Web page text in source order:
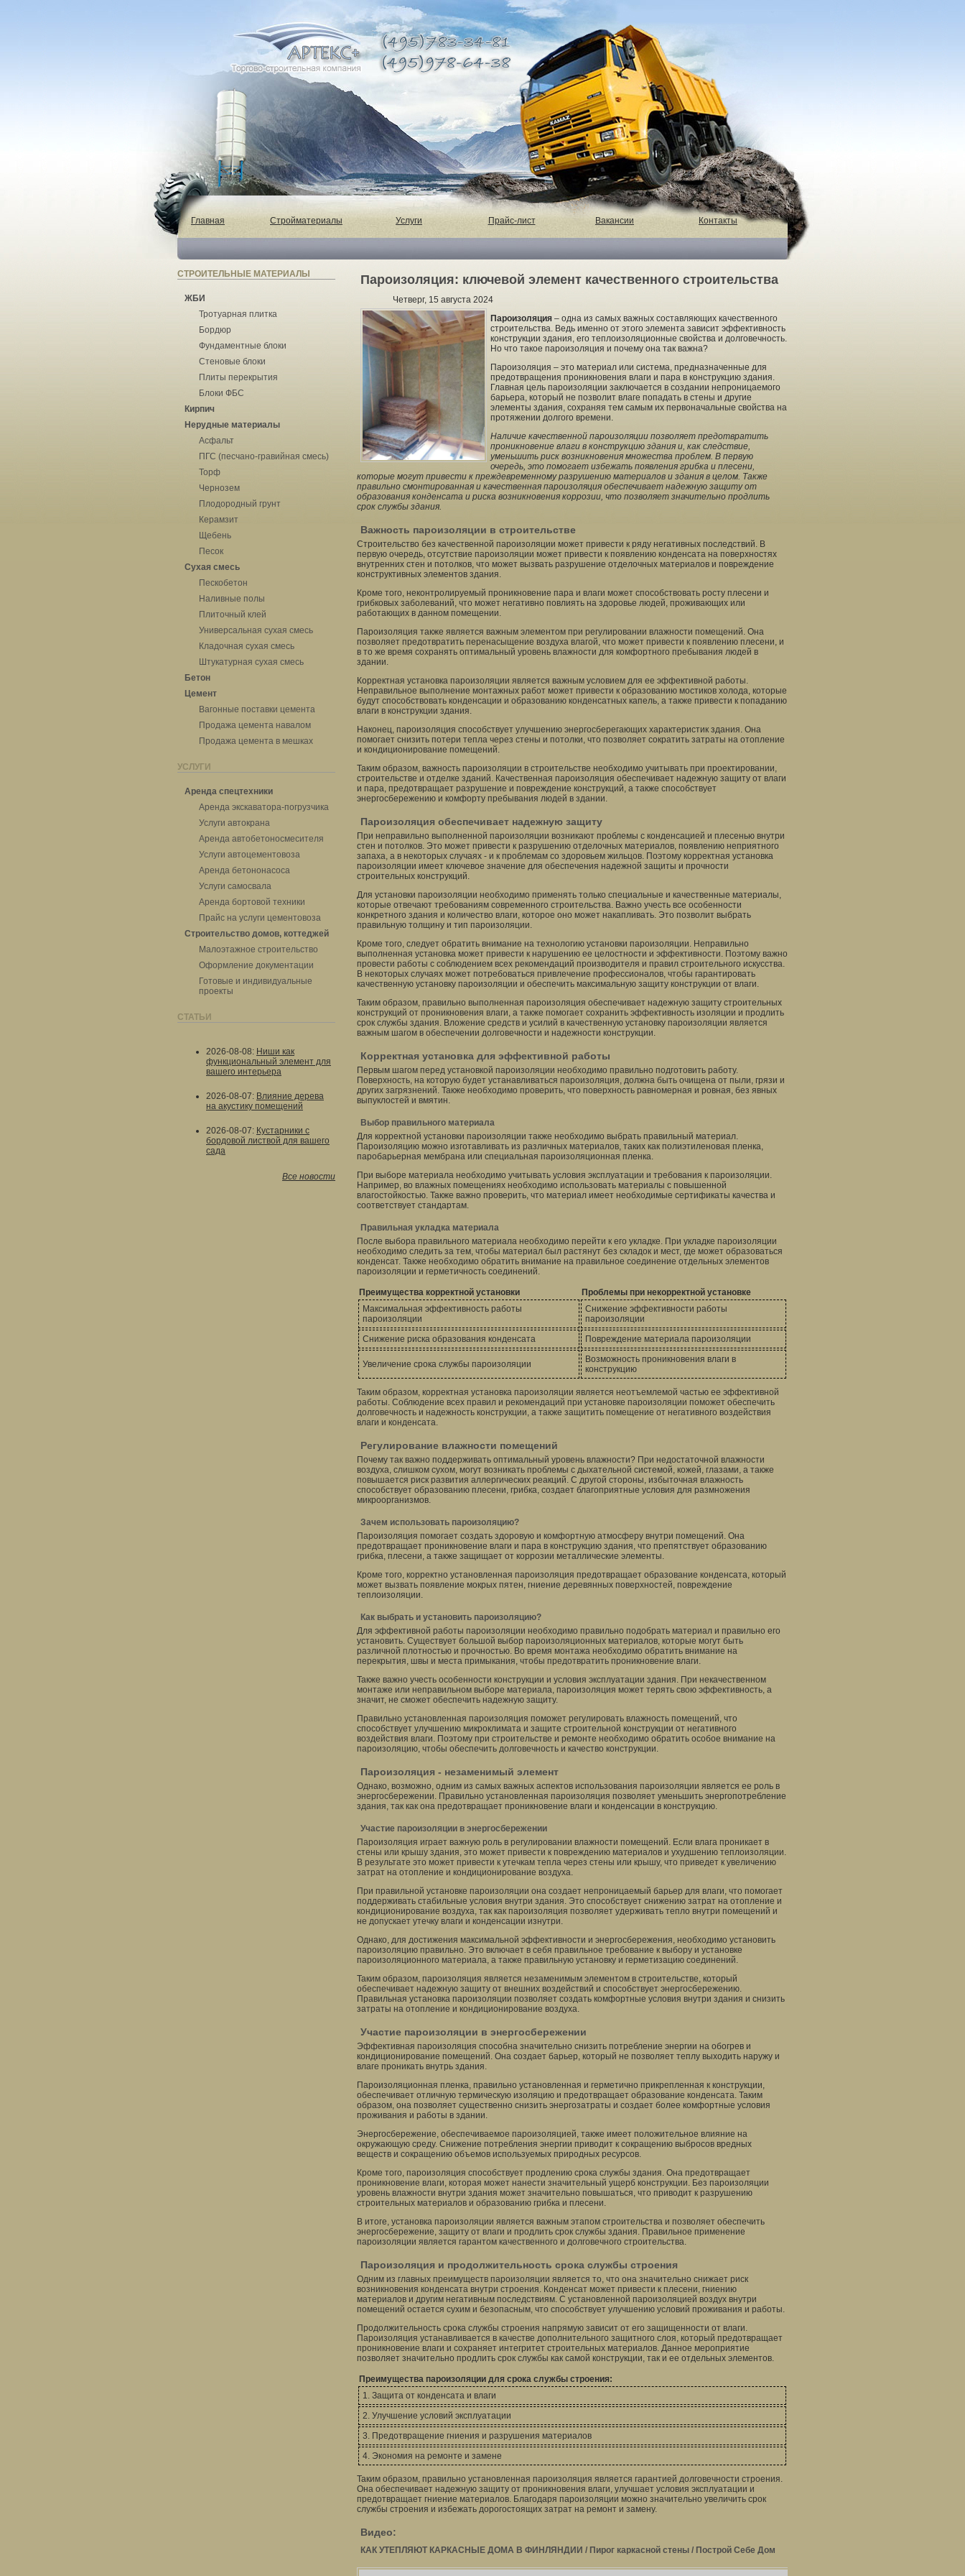
Главная Стройматериалы Услуги Прайс-лист Вакансии Контакты
СТРОИТЕЛЬНЫЕ МАТЕРИАЛЫ
ЖБИ
Тротуарная плитка
Бордюр
Фундаментные блоки
Стеновые блоки
Плиты перекрытия
Блоки ФБС
Кирпич
Нерудные материалы
Асфальт
ПГС (песчано-гравийная смесь)
Торф
Чернозем
Плодородный грунт
Керамзит
Щебень
Песок
Сухая смесь
Пескобетон
Наливные полы
Плиточный клей
Универсальная сухая смесь
Кладочная сухая смесь
Штукатурная сухая смесь
Бетон
Цемент
Вагонные поставки цемента
Продажа цемента навалом
Продажа цемента в мешках
УСЛУГИ
Аренда спецтехники
Аренда экскаватора-погрузчика
Услуги автокрана
Аренда автобетоносмесителя
Услуги автоцементовоза
Аренда бетононасоса
Услуги самосвала
Аренда бортовой техники
Прайс на услуги цементовоза
Строительство домов, коттеджей
Малоэтажное строительство
Оформление документации
Готовые и индивидуальные
проекты
СТАТЬИ
2026-08-08: Ниши как
функциональный элемент для
вашего интерьера
2026-08-07: Влияние дерева
на акустику помещений
2026-08-07: Кустарники с
бордовой листвой для вашего
сада
Все новости
Пароизоляция: ключевой элемент качественного строительства
Четверг, 15 августа 2024
Пароизоляция – одна из самых важных составляющих качественного
строительства. Ведь именно от этого элемента зависит эффективность
конструкции здания, его теплоизоляционные свойства и долговечность.
Но что такое пароизоляция и почему она так важна?
Пароизоляция – это материал или система, предназначенные для
предотвращения проникновения влаги и пара в конструкцию здания.
Главная цель пароизоляции заключается в создании непроницаемого
барьера, который не позволит влаге попадать в стены и другие
элементы здания, сохраняя тем самым их первоначальные свойства на
протяжении долгого времени.
Наличие качественной пароизоляции позволяет предотвратить
проникновение влаги в конструкцию здания и, как следствие,
уменьшить риск возникновения множества проблем. В первую
очередь, это помогает избежать появления грибка и плесени,
которые могут привести к преждевременному разрушению материалов и здания в целом. Также
правильно смонтированная и качественная пароизоляция обеспечивает надежную защиту от
образования конденсата и риска возникновения коррозии, что позволяет значительно продлить
срок службы здания.
Важность пароизоляции в строительстве
Строительство без качественной пароизоляции может привести к ряду негативных последствий. В
первую очередь, отсутствие пароизоляции может привести к появлению конденсата на поверхностях
внутренних стен и потолков, что может вызвать разрушение отделочных материалов и повреждение
конструктивных элементов здания.
Кроме того, неконтролируемый проникновение пара и влаги может способствовать росту плесени и
грибковых заболеваний, что может негативно повлиять на здоровье людей, проживающих или
работающих в данном помещении.
Пароизоляция также является важным элементом при регулировании влажности помещений. Она
позволяет предотвратить перенасыщение воздуха влагой, что может привести к появлению плесени, и
в то же время сохранять оптимальный уровень влажности для комфортного пребывания людей в
здании.
Корректная установка пароизоляции является важным условием для ее эффективной работы.
Неправильное выполнение монтажных работ может привести к образованию мостиков холода, которые
будут способствовать конденсации и образованию конденсатных капель, а также привести к попаданию
влаги в конструкции здания.
Наконец, пароизоляция способствует улучшению энергосберегающих характеристик здания. Она
помогает снизить потери тепла через стены и потолки, что позволяет сократить затраты на отопление
и кондиционирование помещений.
Таким образом, важность пароизоляции в строительстве необходимо учитывать при проектировании,
строительстве и отделке зданий. Качественная пароизоляция обеспечивает надежную защиту от влаги
и пара, предотвращает разрушение и повреждение конструкций, а также способствует
энергосбережению и комфорту пребывания людей в здании.
Пароизоляция обеспечивает надежную защиту
При неправильно выполненной пароизоляции возникают проблемы с конденсацией и плесенью внутри
стен и потолков. Это может привести к разрушению отделочных материалов, появлению неприятного
запаха, а в некоторых случаях - и к проблемам со здоровьем жильцов. Поэтому корректная установка
пароизоляции имеет ключевое значение для обеспечения надежной защиты и прочности
строительных конструкций.
Для установки пароизоляции необходимо применять только специальные и качественные материалы,
которые отвечают требованиям современного строительства. Важно учесть все особенности
конкретного здания и количество влаги, которое оно может накапливать. Это позволит выбрать
правильную толщину и тип пароизоляции.
Кроме того, следует обратить внимание на технологию установки пароизоляции. Неправильно
выполненная установка может привести к нарушению ее целостности и эффективности. Поэтому важно
провести работы с соблюдением всех рекомендаций производителя и правил строительного искусства.
В некоторых случаях может потребоваться привлечение профессионалов, чтобы гарантировать
качественную установку пароизоляции и обеспечить максимальную защиту конструкции от влаги.
Таким образом, правильно выполненная пароизоляция обеспечивает надежную защиту строительных
конструкций от проникновения влаги, а также помогает сохранить эффективность изоляции и продлить
срок службы здания. Вложение средств и усилий в качественную установку пароизоляции является
важным шагом в обеспечении долговечности и надежности конструкции.
Корректная установка для эффективной работы
Первым шагом перед установкой пароизоляции необходимо правильно подготовить работу.
Поверхность, на которую будет устанавливаться пароизоляция, должна быть очищена от пыли, грязи и
других загрязнений. Также необходимо проверить, что поверхность равномерная и ровная, без явных
выпуклостей и вмятин.
Выбор правильного материала
Для корректной установки пароизоляции также необходимо выбрать правильный материал.
Пароизоляцию можно изготавливать из различных материалов, таких как полиэтиленовая пленка,
паробарьерная мембрана или специальная пароизоляционная пленка.
При выборе материала необходимо учитывать условия эксплуатации и требования к пароизоляции.
Например, во влажных помещениях необходимо использовать материалы с повышенной
влагостойкостью. Также важно проверить, что материал имеет необходимые сертификаты качества и
соответствует стандартам.
Правильная укладка материала
После выбора правильного материала необходимо перейти к его укладке. При укладке пароизоляции
необходимо следить за тем, чтобы материал был растянут без складок и мест, где может образоваться
конденсат. Также необходимо обратить внимание на правильное соединение отдельных элементов
пароизоляции и герметичность соединений.
Преимущества корректной установки
Проблемы при некорректной установке
Максимальная эффективность работы
пароизоляции
Снижение эффективности работы
пароизоляции
Снижение риска образования конденсата
Повреждение материала пароизоляции
Увеличение срока службы пароизоляции
Возможность проникновения влаги в
конструкцию
Таким образом, корректная установка пароизоляции является неотъемлемой частью ее эффективной
работы. Соблюдение всех правил и рекомендаций при установке пароизоляции поможет обеспечить
долговечность и надежность конструкции, а также защитить помещение от негативного воздействия
влаги и конденсата.
Регулирование влажности помещений
Почему так важно поддерживать оптимальный уровень влажности? При недостаточной влажности
воздуха, слишком сухом, могут возникать проблемы с дыхательной системой, кожей, глазами, а также
повышается риск развития аллергических реакций. С другой стороны, избыточная влажность
способствует образованию плесени, грибка, создает благоприятные условия для размножения
микроорганизмов.
Зачем использовать пароизоляцию?
Пароизоляция помогает создать здоровую и комфортную атмосферу внутри помещений. Она
предотвращает проникновение влаги и пара в конструкцию здания, что препятствует образованию
грибка, плесени, а также защищает от коррозии металлические элементы.
Кроме того, корректно установленная пароизоляция предотвращает образование конденсата, который
может вызвать появление мокрых пятен, гниение деревянных поверхностей, повреждение
теплоизоляции.
Как выбрать и установить пароизоляцию?
Для эффективной работы пароизоляции необходимо правильно подобрать материал и правильно его
установить. Существует большой выбор пароизоляционных материалов, которые могут быть
различной плотностью и прочностью. Во время монтажа необходимо обратить внимание на
перекрытия, швы и места примыкания, чтобы предотвратить проникновение влаги.
Также важно учесть особенности конструкции и условия эксплуатации здания. При некачественном
монтаже или неправильном выборе материала, пароизоляция может терять свою эффективность, а
значит, не сможет обеспечить надежную защиту.
Правильно установленная пароизоляция поможет регулировать влажность помещений, что
способствует улучшению микроклимата и защите строительной конструкции от негативного
воздействия влаги. Поэтому при строительстве и ремонте необходимо обратить особое внимание на
пароизоляцию, чтобы обеспечить долговечность и качество конструкции.
Пароизоляция - незаменимый элемент
Однако, возможно, одним из самых важных аспектов использования пароизоляции является ее роль в
энергосбережении. Правильно установленная пароизоляция позволяет уменьшить энергопотребление
здания, так как она предотвращает проникновение влаги и конденсации в конструкцию.
Участие пароизоляции в энергосбережении
Пароизоляция играет важную роль в регулировании влажности помещений. Если влага проникает в
стены или крышу здания, это может привести к повреждению материалов и ухудшению теплоизоляции.
В результате это может привести к утечкам тепла через стены или крышу, что приведет к увеличению
затрат на отопление и кондиционирование воздуха.
При правильной установке пароизоляции она создает непроницаемый барьер для влаги, что помогает
поддерживать стабильные условия внутри здания. Это способствует снижению затрат на отопление и
кондиционирование воздуха, так как пароизоляция позволяет удерживать тепло внутри помещений и
не допускает утечку влаги и конденсации изнутри.
Однако, для достижения максимальной эффективности и энергосбережения, необходимо установить
пароизоляцию правильно. Это включает в себя правильное требование к выбору и установке
пароизоляционного материала, а также правильную установку и герметизацию соединений.
Таким образом, пароизоляция является незаменимым элементом в строительстве, который
обеспечивает надежную защиту от внешних воздействий и способствует энергосбережению.
Правильная установка пароизоляции позволяет создать комфортные условия внутри здания и снизить
затраты на отопление и кондиционирование воздуха.
Участие пароизоляции в энергосбережении
Эффективная пароизоляция способна значительно снизить потребление энергии на обогрев и
кондиционирование помещений. Она создает барьер, который не позволяет теплу выходить наружу и
влаге проникать внутрь здания.
Пароизоляционная пленка, правильно установленная и герметично прикрепленная к конструкции,
обеспечивает отличную термическую изоляцию и предотвращает образование конденсата. Таким
образом, она позволяет существенно снизить энергозатраты и создает более комфортные условия
проживания и работы в здании.
Энергосбережение, обеспечиваемое пароизоляцией, также имеет положительное влияние на
окружающую среду. Снижение потребления энергии приводит к сокращению выбросов вредных
веществ и сокращению объемов используемых природных ресурсов.
Кроме того, пароизоляция способствует продлению срока службы здания. Она предотвращает
проникновение влаги, которая может нанести значительный ущерб конструкции. Без пароизоляции
уровень влажности внутри здания может значительно повышаться, что приводит к разрушению
строительных материалов и образованию грибка и плесени.
В итоге, установка пароизоляции является важным этапом строительства и позволяет обеспечить
энергосбережение, защиту от влаги и продлить срок службы здания. Правильное применение
пароизоляции является гарантом качественного и долговечного строительства.
Пароизоляция и продолжительность срока службы строения
Одним из главных преимуществ пароизоляции является то, что она значительно снижает риск
возникновения конденсата внутри строения. Конденсат может привести к плесени, гниению
материалов и другим негативным последствиям. С установленной пароизоляцией воздух внутри
помещений остается сухим и безопасным, что способствует улучшению условий проживания и работы.
Продолжительность срока службы строения напрямую зависит от его защищенности от влаги.
Пароизоляция устанавливается в качестве дополнительного защитного слоя, который предотвращает
проникновение влаги и сохраняет интегритет строительных материалов. Данное мероприятие
позволяет значительно продлить срок службы как самой конструкции, так и ее отдельных элементов.
Преимущества пароизоляции для срока службы строения:
1. Защита от конденсата и влаги
2. Улучшение условий эксплуатации
3. Предотвращение гниения и разрушения материалов
4. Экономия на ремонте и замене
Таким образом, правильно установленная пароизоляция является гарантией долговечности строения.
Она обеспечивает надежную защиту от проникновения влаги, улучшает условия эксплуатации и
предотвращает гниение материалов. Благодаря пароизоляции можно значительно увеличить срок
службы строения и избежать дорогостоящих затрат на ремонт и замену.
Видео:
КАК УТЕПЛЯЮТ КАРКАСНЫЕ ДОМА В ФИНЛЯНДИИ / Пирог каркасной стены / Построй Себе Дом